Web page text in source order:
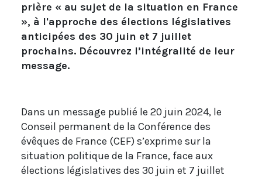
prière « au sujet de la situation en France
», à l'approche des élections législatives
anticipées des 30 juin et 7 juillet
prochains. Découvrez l’intégralité de leur
message.
Dans un message publié le 20 juin 2024, le
Conseil permanent de la Conférence des
évêques de France (CEF) s’exprime sur la
situation politique de la France, face aux
élections législatives des 30 juin et 7 juillet